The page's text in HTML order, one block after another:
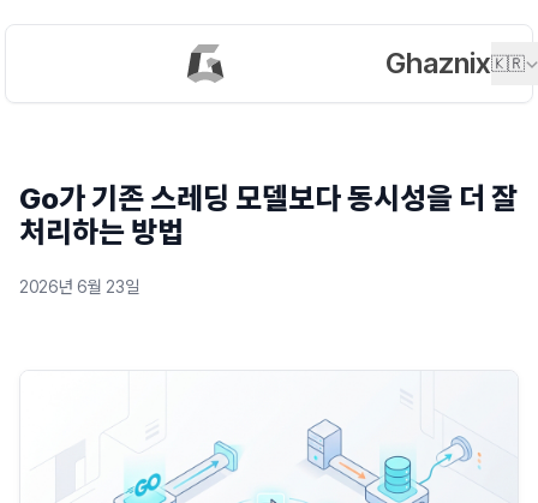
Ghaznix🇰🇷
Go가 기존 스레딩 모델보다 동시성을 더 잘
처리하는 방법
2026년 6월 23일